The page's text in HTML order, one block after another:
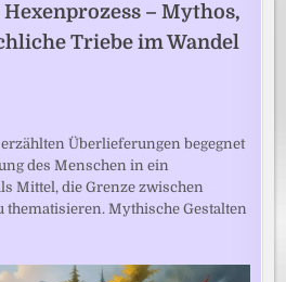
– Mythos,
Triebe im Wandel
Überlieferungen begegnet
des Menschen in ein
Mittel, die Grenze zwischen
Mythische Gestalten